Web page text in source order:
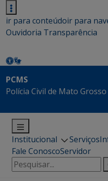
ir para conteúdoir para
Ouvidoria Transparência
PCMS
Polícia Civil de Mato
Institucional Serviços
Fale ConoscoServidor
Pesquisar
por: